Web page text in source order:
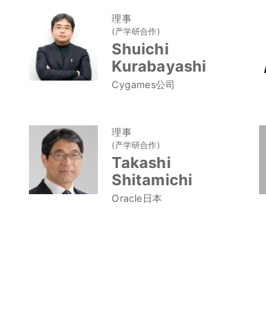
理事
(产学研合作)
Shuichi
Kurabayashi
Cygames公司
理事
(产学研合作)
Takashi
Shitamichi
Oracle日本